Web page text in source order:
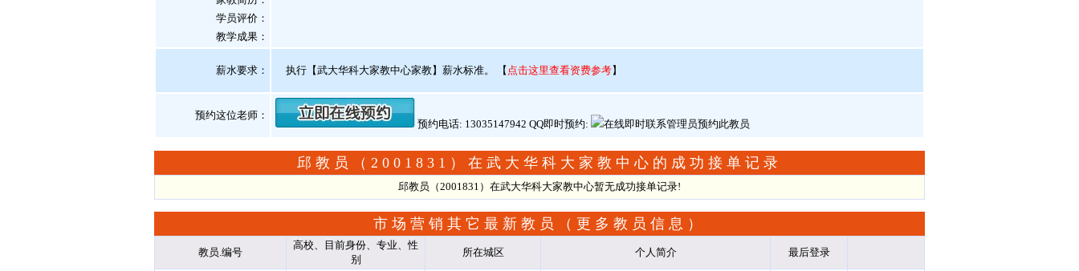
学员评价：
教学成果：
薪水要求： 执行【武大华科大家教中心家教】薪水标准。 【 点击这里查看资费参考】
预约这位老师：
预约电话: 13035147942 QQ即时预约:
邱教员（2001831）在武大华科大家教中心的成功接单记录
邱教员（2001831）在武大华科大家教中心暂无成功接单记录!
市场营销其它最新教员（ 更多教员信息 ）
教员.编号
高校、目前身份、专业、性
别
所在城区 个人简介 最后登录